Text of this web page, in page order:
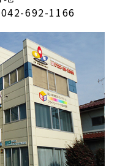
692-1166